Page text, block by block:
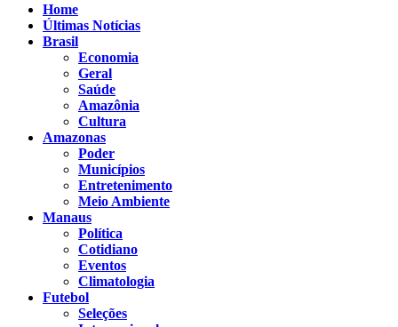
Home
Últimas Notícias
Brasil
Economia
Geral
Saúde
Amazônia
Cultura
Amazonas
Poder
Municípios
Entretenimento
Meio Ambiente
Manaus
Política
Cotidiano
Eventos
Climatologia
Futebol
Seleções